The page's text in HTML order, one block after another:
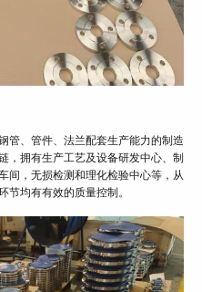
管、管件、法兰配套生产能力的制造
，拥有生产工艺及设备研发中心、制
间，无损检测和理化检验中心等，从
节均有有效的质量控制。